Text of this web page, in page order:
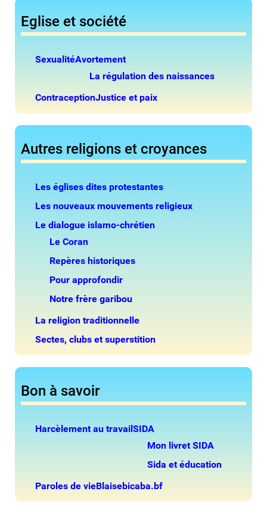
Eglise et société
SexualitéAvortement
La régulation des naissances
ContraceptionJustice et paix
Autres religions et croyances
Les églises dites protestantes
Les nouveaux mouvements religieux
Le dialogue islamo-chrétien
Le Coran
Repères historiques
Pour approfondir
Notre frère garibou
La religion traditionnelle
Sectes, clubs et superstition
Bon à savoir
Harcèlement au travail SIDA
Mon livret SIDA
Sida et éducation
Paroles de vieBlaisebicaba.bf